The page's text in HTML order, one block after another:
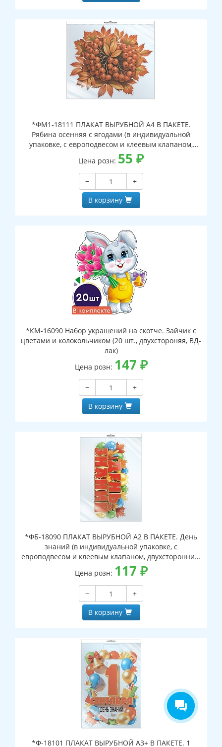
*ФМ1-18111 ПЛАКАТ ВЫРУБНОЙ А4 В ПАКЕТЕ.
Рябина осенняя с ягодами (в индивидуальной
упаковке, с европодвесом и клеевым клапаном,
двухсторонний, ВД-лак)
Цена розн: 55 ₽
−
+
В корзину
*КМ-16090 Набор украшений на скотче. Зайчик с
цветами и колокольчиком (20 шт., двухстороняя, ВД-
лак)
Цена розн: 147 ₽
−
+
В корзину
*ФБ-18090 ПЛАКАТ ВЫРУБНОЙ А2 В ПАКЕТЕ. День
знаний (в индивидуальной упаковке, с
европодвесом и клеевым клапаном, двухсторонний,
ВД-лак)
Цена розн: 117 ₽
−
+
В корзину
*Ф-18101 ПЛАКАТ ВЫРУБНОЙ А3+ В ПАКЕТЕ. 1